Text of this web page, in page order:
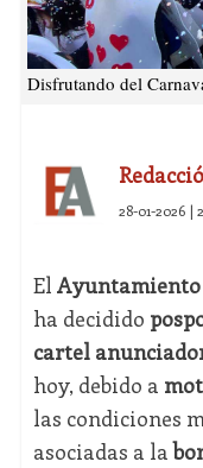
Disfrutando del
28-01-2026 |
El Ayuntamiento
ha decidido
cartel
hoy, debido a
las condiciones
asociadas a la